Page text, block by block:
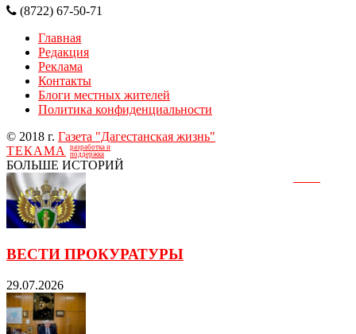
(8722) 67-50-71
Главная
Редакция
Реклама
Контакты
Блоги местных жителей
Политика конфиденциальности
© 2018 г. Газета "Дагестанская жизнь"
ТЕКАМА
разработка и
поддержка
БОЛЬШЕ ИСТОРИЙ
ВЕСТИ ПРОКУРАТУРЫ
29.07.2026